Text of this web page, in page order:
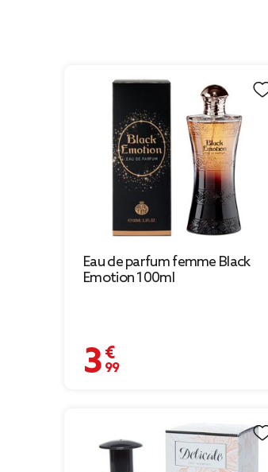
Eau de parfum femme Black
Emotion 100ml
3,99 €